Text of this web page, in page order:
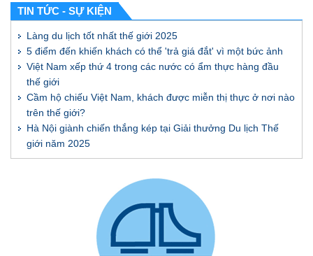
TIN TỨC - SỰ KIỆN
Làng du lịch tốt nhất thế giới 2025
5 điểm đến khiến khách có thể 'trả giá đắt' vì một bức ảnh
Việt Nam xếp thứ 4 trong các nước có ẩm thực hàng đầu
thế giới
Cầm hộ chiếu Việt Nam, khách được miễn thị thực ở nơi nào
trên thế giới?
Hà Nội giành chiến thắng kép tại Giải thưởng Du lịch Thế
giới năm 2025